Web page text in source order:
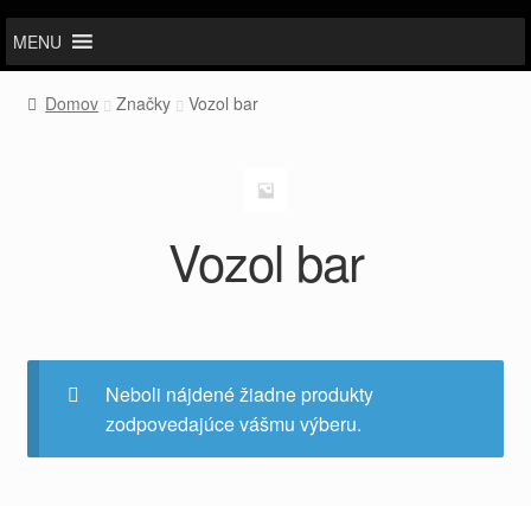
MENU
Domov Značky Vozol bar
Vozol bar
Neboli nájdené žiadne produkty
zodpovedajúce vášmu výberu.